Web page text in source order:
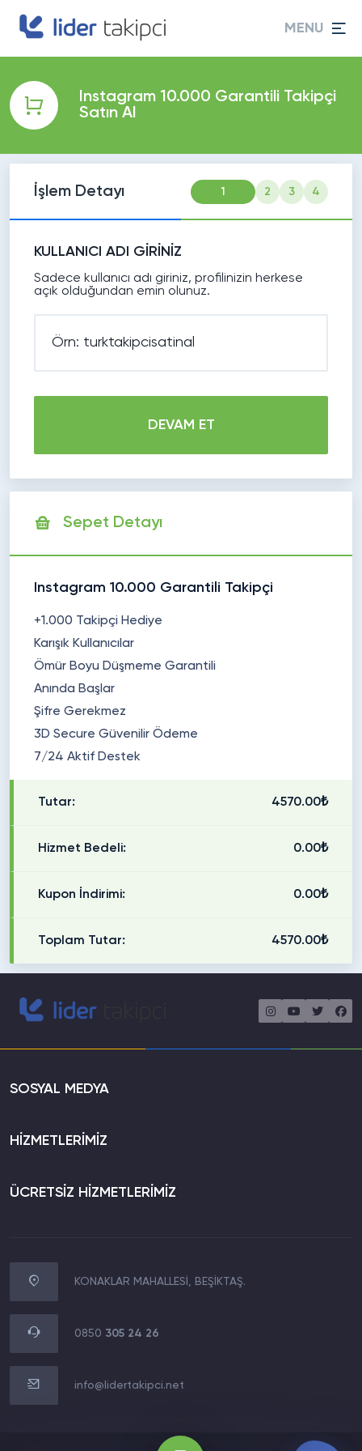
MENU
Instagram 10.000 Garantili Takipçi
Satın Al
İşlem Detayı 1 2 3 4
KULLANICI ADI GİRİNİZ
Sadece kullanıcı adı giriniz, profilinizin herkese
açık olduğundan emin olunuz.
DEVAM ET
Sepet Detayı
Instagram 10.000 Garantili Takipçi
+1.000 Takipçi Hediye
Karışık Kullanıcılar
Ömür Boyu Düşmeme Garantili
Anında Başlar
Şifre Gerekmez
3D Secure Güvenilir Ödeme
7/24 Aktif Destek
Tutar: 4570.00₺
Hizmet Bedeli: 0.00₺
Kupon İndirimi: 0.00₺
Toplam Tutar: 4570.00₺
SOSYAL MEDYA
HİZMETLERİMİZ
ÜCRETSİZ HİZMETLERİMİZ
KONAKLAR MAHALLESİ, BEŞİKTAŞ.
0850 305 24 26
info@lidertakipci.net
WhatsApp İletişim
Müşteri Destek Hattı
E-Posta Destek Hattı